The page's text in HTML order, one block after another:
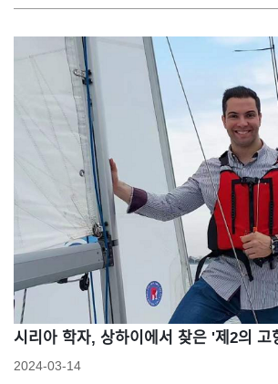
시리아 학자, 상하이에서 찾은 '제2의 고
2024-03-14